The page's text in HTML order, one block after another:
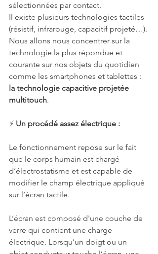
sélectionnées par contact.
Il existe plusieurs technologies tactiles
(résistif, infrarouge, capacitif projeté…).
Nous allons nous concentrer sur la
technologie la plus répondue et
courante sur nos objets du quotidien
comme les smartphones et tablettes :
la technologie capacitive projetée
multitouch.
⚡ Un procédé assez électrique :
Le fonctionnement repose sur le fait
que le corps humain est chargé
d’électrostatisme et est capable de
modifier le champ électrique appliqué
sur l’écran tactile.
L’écran est composé d'une couche de
verre qui contient une charge
électrique. Lorsqu’un doigt ou un